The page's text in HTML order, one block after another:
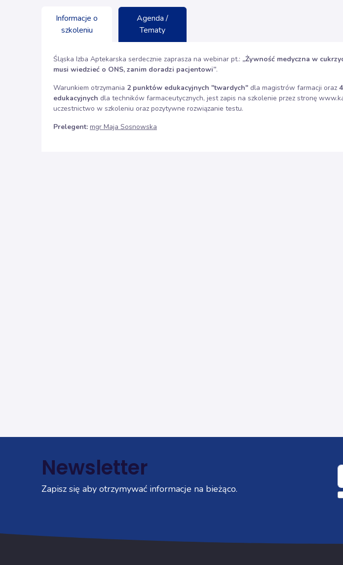
Informacje o
szkoleniu
Agenda /
Tematy
Śląska Izba Aptekarska serdecznie zaprasza na webinar pt.: „Żywność medyczna w
musi wiedzieć o ONS, zanim doradzi pacjentowi”.
Warunkiem otrzymania 2 punktów edukacyjnych "twardych" dla magistrów farmacji oraz
edukacyjnych dla techników farmaceutycznych, jest zapis na szkolenie przez stronę
uczestnictwo w szkoleniu oraz pozytywne rozwiązanie testu.
Prelegent: mgr Maja Sosnowska
Newsletter
Zapisz się aby otrzymywać informacje na bieżąco.